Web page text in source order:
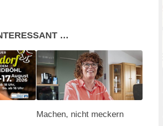
…
Machen, nicht meckern